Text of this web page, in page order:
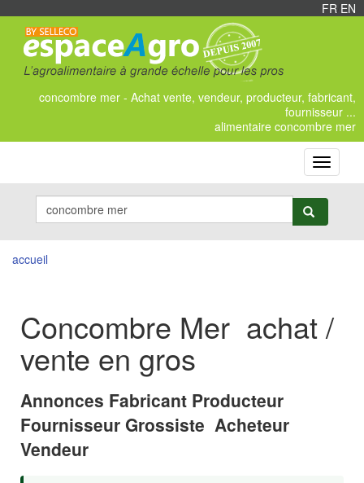
FR EN
concombre mer - Achat vente, vendeur, producteur, fabricant,
fournisseur ...
alimentaire concombre mer
Toggle
accueil
Concombre Mer achat /
vente en gros
Annonces Fabricant Producteur
Fournisseur Grossiste Acheteur
Vendeur